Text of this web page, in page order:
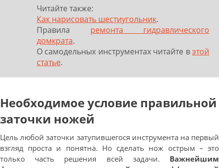
Читайте также:
Как нарисовать шестиугольник.
Правила ремонта гидравлического
домкрата.
О самодельных инструментах читайте вэтой
статье.
Необходимое условие правильной
заточки ножей
Цель любой заточки затупившегося инструмента на первый
взгляд проста и понятна. Но сделать нож острым – это
только часть решения всей задачи. Важнейшим